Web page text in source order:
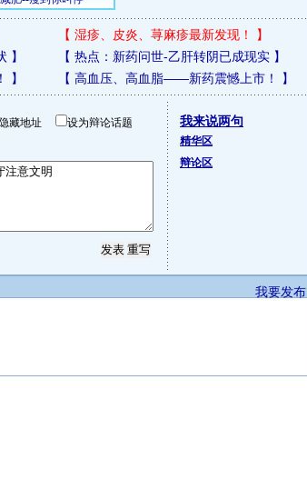
【 湿疹、皮炎、荨麻疹最新发现！
】
】 【 热点：新药问世-乙肝转阴已成现实】
】 【 高血压、高血脂——新药震憾上市！ 】
藏地址 设为辩论话题 我来说两句
精华区
辩论区
我要发布